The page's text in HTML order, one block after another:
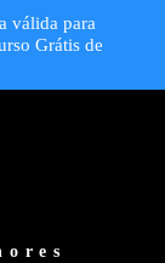
válida para
Grátis de